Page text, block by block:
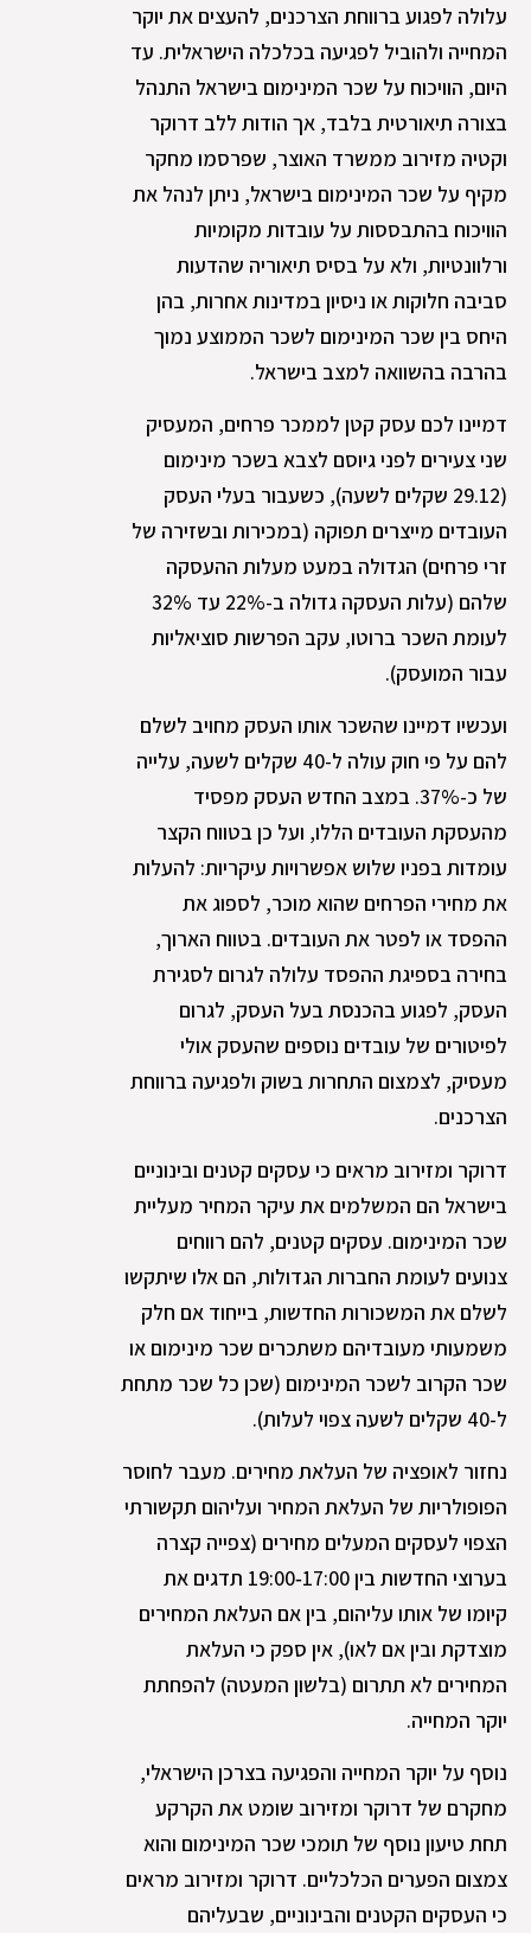
עלולה לפגוע ברווחת הצרכנים, להעצים את יוקר
המחייה ולהוביל לפגיעה בכלכלה הישראלית. עד
היום, הוויכוח על שכר המינימום בישראל התנהל
בצורה תיאורטית בלבד, אך הודות ללב דרוקר
וקטיה מזירוב ממשרד האוצר, שפרסמו מחקר
מקיף על שכר המינימום בישראל, ניתן לנהל את
הוויכוח בהתבססות על עובדות מקומיות
ורלוונטיות, ולא על בסיס תיאוריה שהדעות
סביבה חלוקות או ניסיון במדינות אחרות, בהן
היחס בין שכר המינימום לשכר הממוצע נמוך
בהרבה בהשוואה למצב בישראל.
דמיינו לכם עסק קטן לממכר פרחים, המעסיק
שני צעירים לפני גיוסם לצבא בשכר מינימום
(29.12 שקלים לשעה), כשעבור בעלי העסק
העובדים מייצרים תפוקה (במכירות ובשזירה של
זרי פרחים) הגדולה במעט מעלות ההעסקה
שלהם (עלות העסקה גדולה ב-22% עד 32%
לעומת השכר ברוטו, עקב הפרשות סוציאליות
עבור המועסק).
ועכשיו דמיינו שהשכר אותו העסק מחויב לשלם
להם על פי חוק עולה ל-40 שקלים לשעה, עלייה
של כ-37%. במצב החדש העסק מפסיד
מהעסקת העובדים הללו, ועל כן בטווח הקצר
עומדות בפניו שלוש אפשרויות עיקריות: להעלות
את מחירי הפרחים שהוא מוכר, לספוג את
ההפסד או לפטר את העובדים. בטווח הארוך,
בחירה בספיגת ההפסד עלולה לגרום לסגירת
העסק, לפגוע בהכנסת בעל העסק, לגרום
לפיטורים של עובדים נוספים שהעסק אולי
מעסיק, לצמצום התחרות בשוק ולפגיעה ברווחת
הצרכנים.
דרוקר ומזירוב מראים כי עסקים קטנים ובינוניים
בישראל הם המשלמים את עיקר המחיר מעליית
שכר המינימום. עסקים קטנים, להם רווחים
צנועים לעומת החברות הגדולות, הם אלו שיתקשו
לשלם את המשכורות החדשות, בייחוד אם חלק
משמעותי מעובדיהם משתכרים שכר מינימום או
שכר הקרוב לשכר המינימום (שכן כל שכר מתחת
ל-40 שקלים לשעה צפוי לעלות).
נחזור לאופציה של העלאת מחירים. מעבר לחוסר
הפופולריות של העלאת המחיר ועליהום תקשורתי
הצפוי לעסקים המעלים מחירים (צפייה קצרה
בערוצי החדשות בין 17:00‑19:00 תדגים את
קיומו של אותו עליהום, בין אם העלאת המחירים
מוצדקת ובין אם לאו), אין ספק כי העלאת
המחירים לא תתרום (בלשון המעטה) להפחתת
יוקר המחייה.
נוסף על יוקר המחייה והפגיעה בצרכן הישראלי,
מחקרם של דרוקר ומזירוב שומט את הקרקע
תחת טיעון נוסף של תומכי שכר המינימום והוא
צמצום הפערים הכלכליים. דרוקר ומזירוב מראים
כי העסקים הקטנים והבינוניים, שבעליהם